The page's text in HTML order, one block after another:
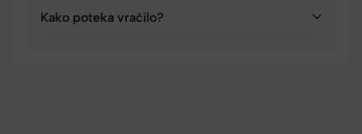
Kako poteka vračilo?